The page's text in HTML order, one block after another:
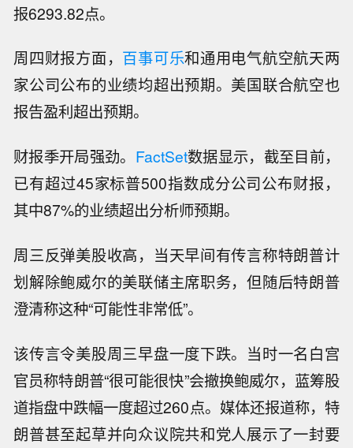
报6293.82点。
周四财报方面， 百事可乐和通用电气航空航天两
家公司公布的业绩均超出预期。美国联合航空也
报告盈利超出预期。
财报季开局强劲。 FactSet数据显示，截至目前，
已有超过45家标普500指数成分公司公布财报，
其中87%的业绩超出分析师预期。
周三反弹美股收高，当天早间有传言称特朗普计
划解除鲍威尔的美联储主席职务，但随后特朗普
澄清称这种“可能性非常低”。
该传言令美股周三早盘一度下跌。当时一名白宫
官员称特朗普“很可能很快”会撤换鲍威尔，蓝筹股
道指盘中跌幅一度超过260点。媒体还报道称，特
朗普甚至起草并向众议院共和党人展示了一封要